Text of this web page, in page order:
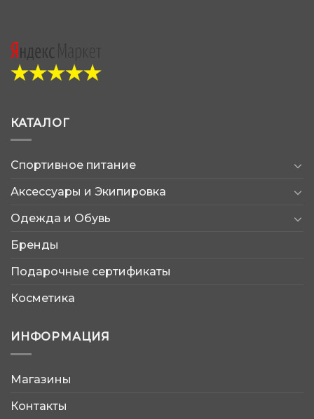
КАТАЛОГ
Спортивное питание
Аксессуары и Экипировка
Одежда и Обувь
Бренды
Подарочные сертификаты
Косметика
ИНФОРМАЦИЯ
Магазины
Контакты